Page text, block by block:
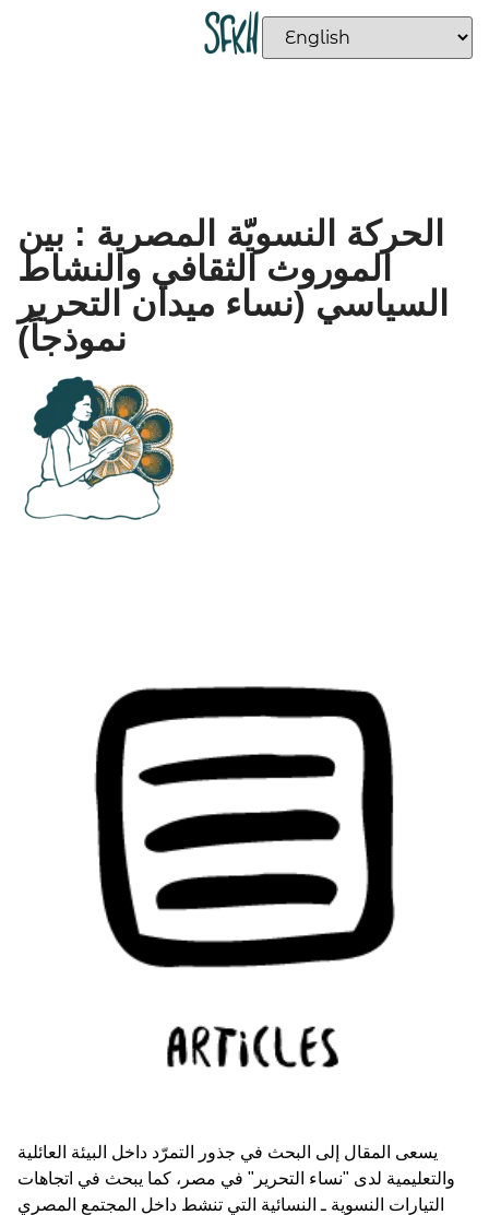
الحركة النسويّة المصرية : بين
الموروث الثقافي والنشاط
السياسي (نساء ميدان التحرير
نموذجاً)
يسعى المقال إلى البحث في جذور التمرّد داخل البيئة العائلية
والتعليمية لدى "نساء التحرير" في مصر، كما يبحث في اتجاهات
التيارات النسوية ـ النسائية التي تنشط داخل المجتمع المصري